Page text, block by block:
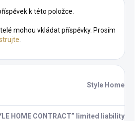
k této položce.
mohou vkládat příspěvky. Prosím
Style Home
HOME CONTRACT” limited liability